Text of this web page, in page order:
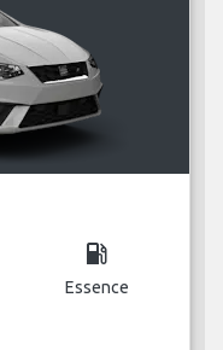
local_gas_station
Essence